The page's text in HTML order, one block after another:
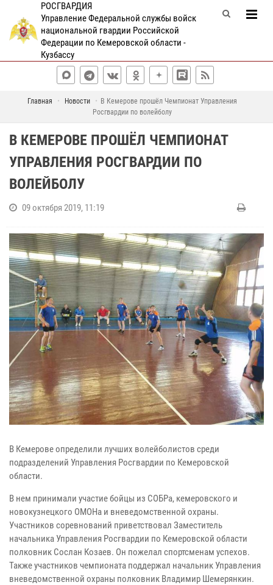
РОСГВАРДИЯ
Управление Федеральной службы войск
национальной гвардии Российской
Федерации по Кемеровской области -
Кузбассу
Главная Новости
В Кемерове прошёл Чемпионат Управления
Росгвардии по волейболу
В КЕМЕРОВЕ ПРОШЁЛ ЧЕМПИОНАТ
УПРАВЛЕНИЯ РОСГВАРДИИ ПО
ВОЛЕЙБОЛУ
09 октября 2019, 11:19
В Кемерове определили лучших волейболистов среди
подразделений Управления Росгвардии по Кемеровской
области.
В нем принимали участие бойцы из СОБРа, кемеровского и
новокузнецкого ОМОНа и вневедомственной охраны.
Участников соревнований приветствовал Заместитель
начальника Управления Росгвардии по Кемеровской области
полковник Сослан Козаев. Он пожелал спортсменам успехов.
Также участников чемпионата поддержал начальник Управления
вневедомственной охраны полковник Владимир Шемерянкин.